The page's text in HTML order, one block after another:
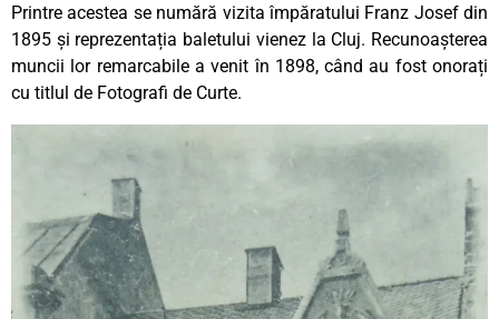
Printre acestea se numără vizita împăratului Franz Josef din
1895 și reprezentația baletului vienez la Cluj. Recunoașterea
muncii lor remarcabile a venit în 1898, când au fost onorați
cu titlul de Fotografi de Curte.